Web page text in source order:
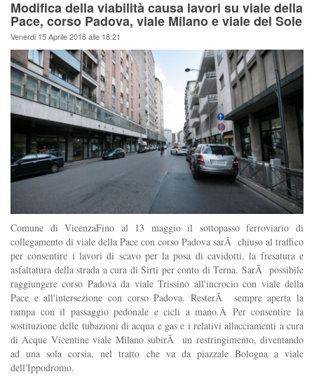
Modifica della viabilità causa lavori su viale della
Pace, corso Padova, viale Milano e viale del Sole
Venerdi 15 Aprile 2016 alle 18:21
Comune di VicenzaFino al 13 maggio il sottopasso ferroviario di
collegamento di viale della Pace con corso Padova sarÃ chiuso al traffico
per consentire i lavori di scavo per la posa di cavidotti, la fresatura e
asfaltatura della strada a cura di Sirti per conto di Terna. SarÃ possibile
raggiungere corso Padova da viale Trissino all'incrocio con viale della
Pace e all'intersezione con corso Padova. ResterÃ sempre aperta la
rampa con il passaggio pedonale e cicli a mano.Â Per consentire la
sostituzione delle tubazioni di acqua e gas e i relativi allacciamenti a cura
di Acque Vicentine viale Milano subirÃ un restringimento, diventando
ad una sola corsia, nel tratto che va da piazzale Bologna a viale
dell'Ippodromo.